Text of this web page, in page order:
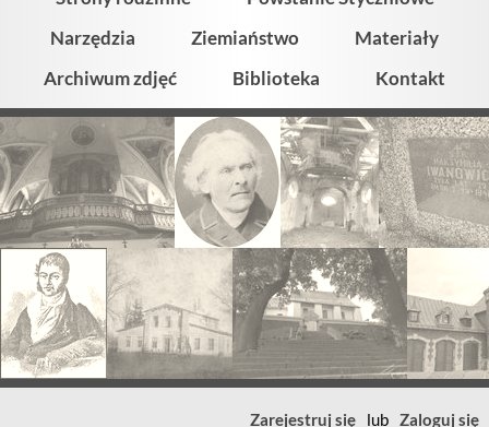
Narzędzia
Ziemiaństwo
Materiały
Archiwum zdjęć
Biblioteka Kontakt
Zarejestruj się lub Zaloguj się